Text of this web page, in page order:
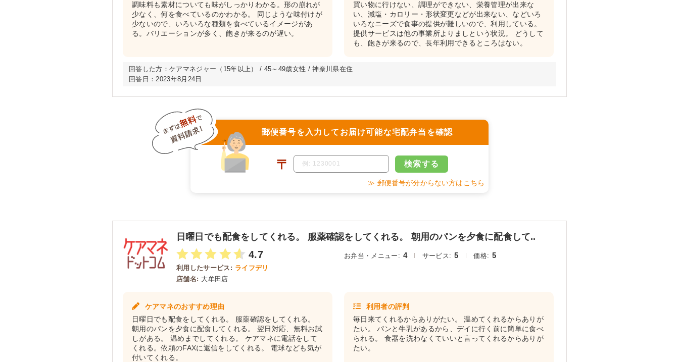
回答した方： ケアマネジャー（15年以上） / 45～49歳女性 / 神奈川県在住
回答日：2023年8月24日
調味料も素材についても味がしっかりわかる。形の崩れが
少なく、何を食べているのかわかる。 同じような味付けが
少ないので、いろいろな種類を食べているイメージがあ
る。バリエーションが多く、飽きが来るのが遅い。
買い物に行けない、調理ができない、栄養管理が出来な
い、減塩・カロリー・形状変更などが出来ない、などいろ
いろなニーズで食事の提供が難しいので、利用している。
提供サービスは他の事業所よりましという状況。 どうして
も、飽きが来るので、長年利用できるところはない。
郵便番号を入力して お届け可能な宅配弁当を確認
〒 検索する
≫ 郵便番号が分からない方はこちら
日曜日でも配食をしてくれる。 服薬確認をしてくれる。 朝用のパンを夕食に配食して..
利用したサービス: ライフデリ
店舗名: 大牟田店
4.7 お弁当・メニュー: 4 サービス: 5 価格: 5
ケアマネのおすすめ理由
日曜日でも配食をしてくれる。 服薬確認をしてくれる。
朝用のパンを夕食に配食してくれる。 翌日対応、無料お試
しがある。 温めまでしてくれる。 ケアマネに電話をして
くれる。依頼のFAXに返信をしてくれる。 電球なども気が
付いてくれる。
利用者の評判
毎日来てくれるからありがたい。 温めてくれるからありが
たい。 パンと牛乳があるから、デイに行く前に簡単に食べ
られる。 食器を洗わなくていいと言ってくれるからありが
たい。